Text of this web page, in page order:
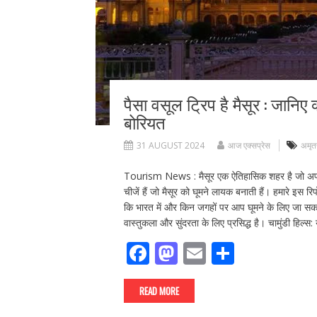
पैसा वसूल ट्रिप है मैसूर : जानिए
बोरियत
31 AUGUST 2024 आज एक्सप्रेस
Tourism News : मैसूर एक ऐतिहासिक शहर है जो
चीजें हैं जो मैसूर को घूमने लायक बनाती हैं। हमारे इस
कि भारत में और किन जगहों पर आप घूमने के लिए जा
वास्तुकला और सुंदरता के लिए प्रसिद्ध है। चामुंडी
F
ac
e
M
as
to
E S
READ MORE